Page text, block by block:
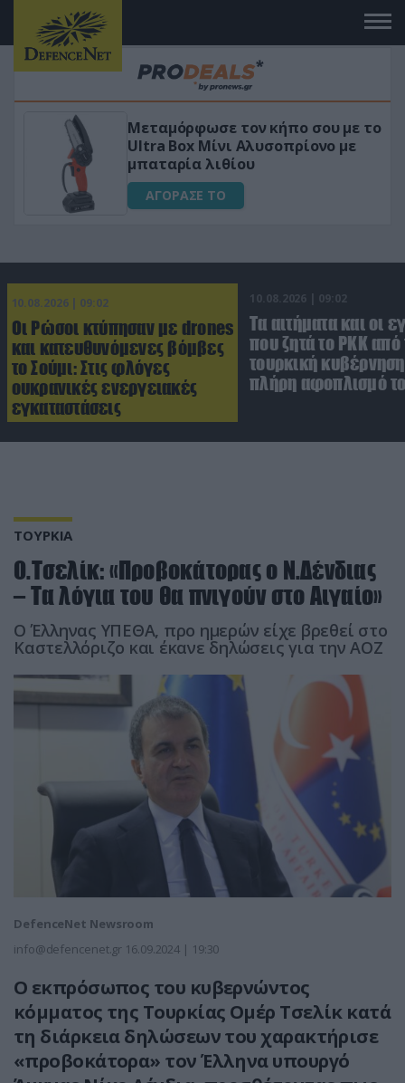
Μεταμόρφωσε τον κήπο σου με το
Ultra Box Μίνι Αλυσοπρίονο με
μπαταρία λιθίου
ΑΓΟΡΑΣΕ ΤΟ
10.08.2026 | 09:02
Οι Ρώσοι κτύπησαν με drones
και κατευθυνόμενες βόμβες
το Σούμι: Στις φλόγες
ουκρανικές ενεργειακές
εγκαταστάσεις
10.08.2026 | 09:02
Τα αιτήματα και οι
που ζητά το PKK από
τουρκική
πλήρη αφοπλισμό
ΤΟΥΡΚΙΑ
Ο.Τσελίκ: «Προβοκάτορας ο Ν.Δένδιας
– Τα λόγια του θα πνιγούν στο Αιγαίο»
Ο Έλληνας ΥΠΕΘΑ, προ ημερών είχε βρεθεί στο
Καστελλόριζο και έκανε δηλώσεις για την ΑΟΖ
DefenceNet Newsroom
info@defencenet.gr 16.09.2024 | 19:30
O εκπρόσωπος του κυβερνώντος
κόμματος της Τουρκίας Ομέρ Τσελίκ κατά
τη διάρκεια δηλώσεων του χαρακτήρισε
«προβοκάτορα» τον Έλληνα υπουργό